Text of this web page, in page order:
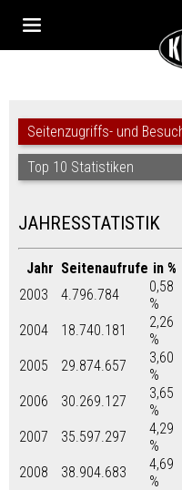
Seitenzugriffs- und
Top 10 Statistiken
JAHRESSTATISTIK
Jahr Seitenaufrufe in %
2003
4.796.784
0,58
%
2004
18.740.181
2,26
%
2005
29.874.657
3,60
%
2006
30.269.127
3,65
%
2007
35.597.297
4,29
%
2008
38.904.683
4,69
%